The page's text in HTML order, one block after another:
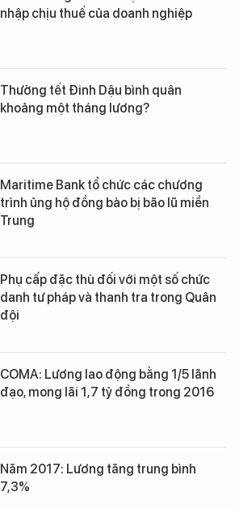
nhập chịu thuế của doanh nghiệp
Thưởng tết Đinh Dậu bình quân
khoảng một tháng lương?
Maritime Bank tổ chức các chương
trình ủng hộ đồng bào bị bão lũ miền
Trung
Phụ cấp đặc thù đối với một số chức
danh tư pháp và thanh tra trong Quân
đội
COMA: Lương lao động bằng 1/5 lãnh
đạo, mong lãi 1,7 tỷ đồng trong 2016
Năm 2017: Lương tăng trung bình
7,3%